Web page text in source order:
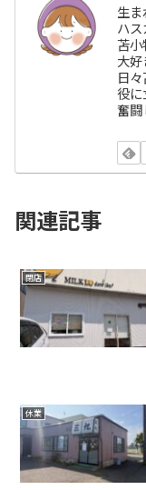
生
ハス
苫
大好
日
役に
奮闘
関連記事
閉店
休業